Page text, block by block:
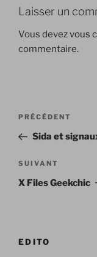
Laisser un
Vous devezvous
commentaire.
Navigation
l’article
Article
précédent
PRÉCÉDENT
Sida et
Article
suivant
SUIVANT
X Files Geekchic
EDITO